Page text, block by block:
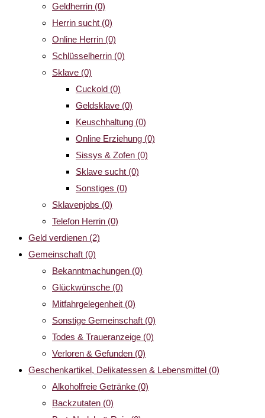
Geldherrin (0)
Herrin sucht (0)
Online Herrin (0)
Schlüsselherrin (0)
Sklave (0)
Cuckold (0)
Geldsklave (0)
Keuschhaltung (0)
Online Erziehung (0)
Sissys & Zofen (0)
Sklave sucht (0)
Sonstiges (0)
Sklavenjobs (0)
Telefon Herrin (0)
Geld verdienen (2)
Gemeinschaft (0)
Bekanntmachungen (0)
Glückwünsche (0)
Mitfahrgelegenheit (0)
Sonstige Gemeinschaft (0)
Todes & Traueranzeige (0)
Verloren & Gefunden (0)
Geschenkartikel, Delikatessen & Lebensmittel (0)
Alkoholfreie Getränke (0)
Backzutaten (0)